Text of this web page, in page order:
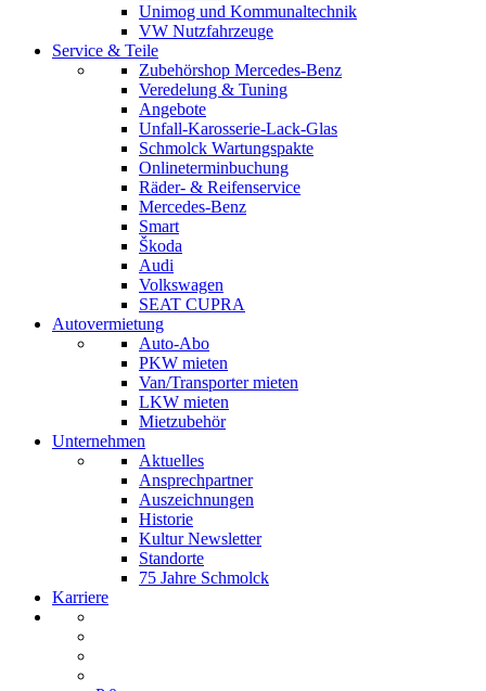
Unimog und Kommunaltechnik
VW Nutzfahrzeuge
Service & Teile
Zubehörshop Mercedes-Benz
Veredelung & Tuning
Angebote
Unfall-Karosserie-Lack-Glas
Schmolck Wartungspakte
Onlineterminbuchung
Räder- & Reifenservice
Mercedes-Benz
Smart
Škoda
Audi
Volkswagen
SEAT CUPRA
Autovermietung
Auto-Abo
PKW mieten
Van/Transporter mieten
LKW mieten
Mietzubehör
Unternehmen
Aktuelles
Ansprechpartner
Auszeichnungen
Historie
Kultur Newsletter
Standorte
75 Jahre Schmolck
Karriere